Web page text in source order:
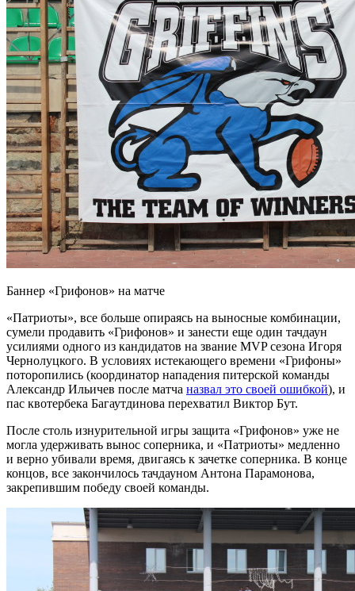
Баннер «Грифонов» на матче
«Патриоты», все больше опираясь на выносные комбинации,
сумели продавить «Грифонов» и занести еще один тачдаун
усилиями одного из кандидатов на звание MVP сезона Игоря
Чернолуцкого. В условиях истекающего времени «Грифоны»
поторопились (координатор нападения питерской команды
Александр Ильичев после матча назвал это своей ошибкой), и
пас квотербека Багаутдинова перехватил Виктор Бут.
После столь изнурительной игры защита «Грифонов» уже не
могла удерживать вынос соперника, и «Патриоты» медленно
и верно убивали время, двигаясь к зачетке соперника. В конце
концов, все закончилось тачдауном Антона Парамонова,
закрепившим победу своей команды.